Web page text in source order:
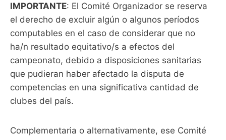
IMPORTANTE: El Comité Organizador se reserva
el derecho de excluir algún o algunos períodos
computables en el caso de considerar que no
ha/n resultado equitativo/s a efectos del
campeonato, debido a disposiciones sanitarias
que pudieran haber afectado la disputa de
competencias en una significativa cantidad de
clubes del país.
Complementaria o alternativamente, ese Comité